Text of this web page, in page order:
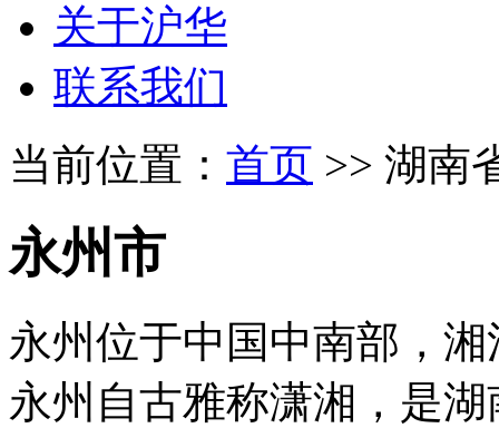
关于沪华
联系我们
当前位置： 首页 >> 湖南
永州市
永州位于中国中南部，
永州自古雅称潇湘，是